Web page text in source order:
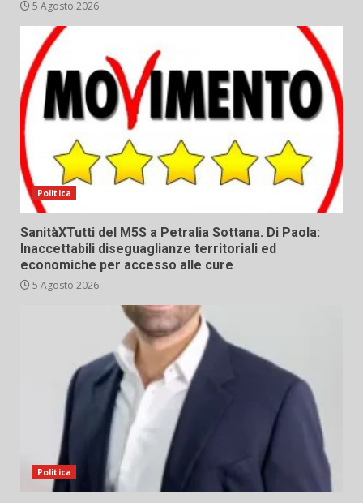
5 Agosto 2026
Politica
SanitàXTutti del M5S a Petralia Sottana. Di Paola:
Inaccettabili diseguaglianze territoriali ed
economiche per accesso alle cure
5 Agosto 2026
Politica